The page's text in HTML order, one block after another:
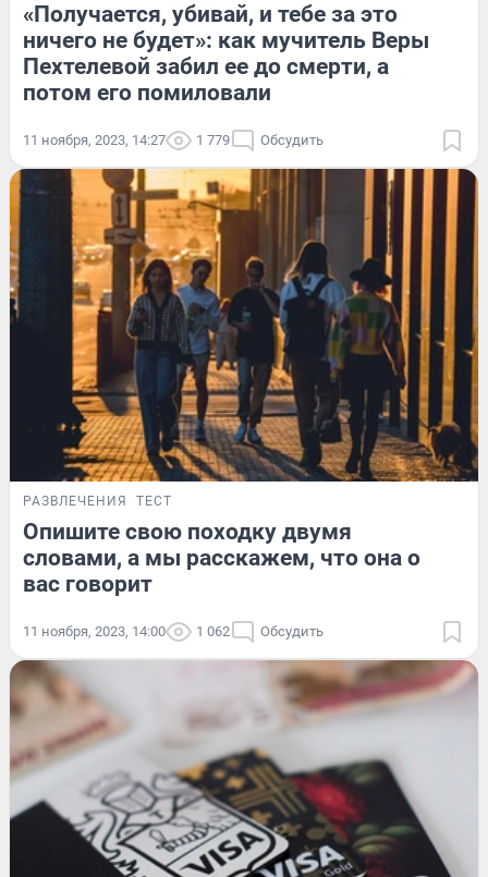
«Получается, убивай, и тебе за это
ничего не будет»: как мучитель Веры
Пехтелевой забил ее до смерти, а
потом его помиловали
11 ноября, 2023, 14:27 1 779 Обсудить
РАЗВЛЕЧЕНИЯ ТЕСТ
Опишите свою походку двумя
словами, а мы расскажем, что она о
вас говорит
11 ноября, 2023, 14:00 1 062 Обсудить